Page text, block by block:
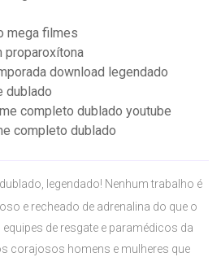
mega filmes
proparoxítona
download legendado
dublado
completo dublado youtube
completo dublado
legendado! Nenhum trabalho é
e recheado de adrenalina do que o
de resgate e paramédicos da
corajosos homens e mulheres que